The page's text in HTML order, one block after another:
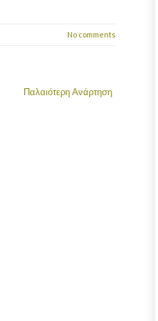
No comments
Παλαιότερη Ανάρτηση